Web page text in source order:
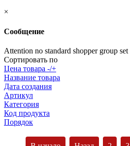
×
Сообщение
Attention no standard shopper group set
Сортировать по
Цена товара -/+
Название товара
Дата создания
Артикул
Категория
Код продукта
Порядок